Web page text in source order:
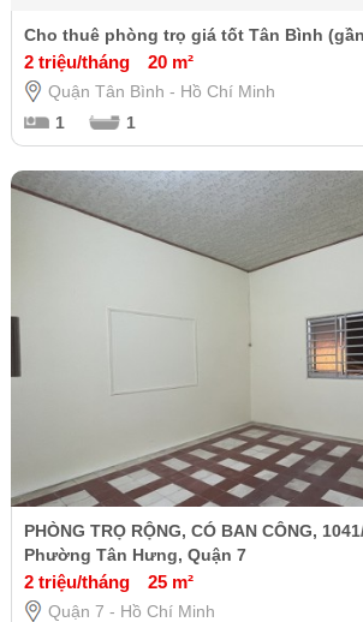
Cho thuê phòng trọ giá tốt Tân Bình
2 triệu/tháng 20 m²
Quận Tân Bình - Hồ Chí Minh
1
1
PHÒNG TRỌ RỘNG, CÓ BAN CÔNG,
Phường Tân Hưng, Quận 7
2 triệu/tháng 25 m²
Quận 7 - Hồ Chí Minh